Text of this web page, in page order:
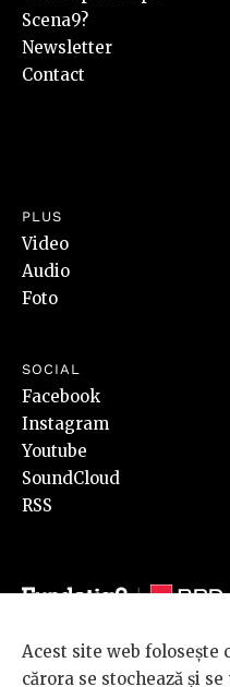
Scena9?
Newsletter
Contact
PLUS
Video
Audio
Foto
SOCIAL
Facebook
Instagram
Youtube
SoundCloud
RSS
© 2026 BRD Groupe Société
Acest site web
cărora se stochează și